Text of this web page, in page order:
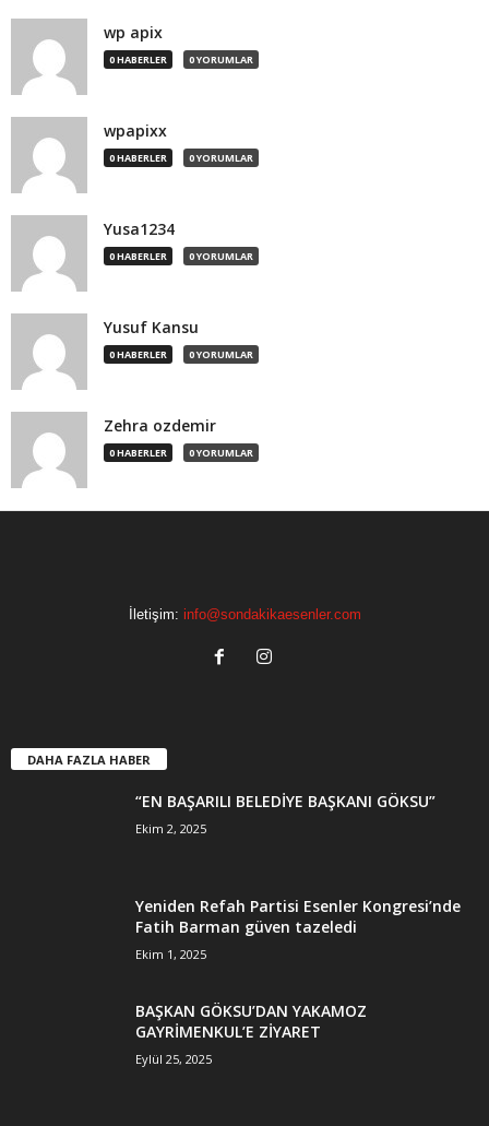
wp apix
0 HABERLER 0 YORUMLAR
wpapixx
0 HABERLER 0 YORUMLAR
Yusa1234
0 HABERLER 0 YORUMLAR
Yusuf Kansu
0 HABERLER 0 YORUMLAR
Zehra ozdemir
0 HABERLER 0 YORUMLAR
İletişim: info@sondakikaesenler.com
DAHA FAZLA HABER
“EN BAŞARILI BELEDİYE BAŞKANI GÖKSU”
Ekim 2, 2025
Yeniden Refah Partisi Esenler Kongresi’nde
Fatih Barman güven tazeledi
Ekim 1, 2025
BAŞKAN GÖKSU’DAN YAKAMOZ
GAYRİMENKUL’E ZİYARET
Eylül 25, 2025